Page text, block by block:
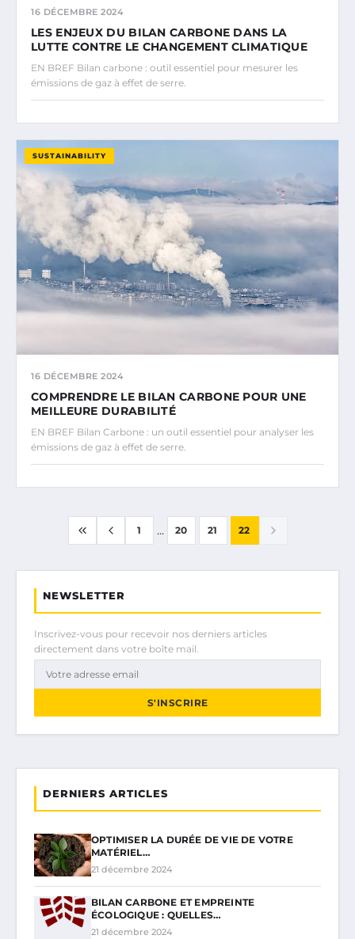
16 DÉCEMBRE 2024
LES ENJEUX DU BILAN CARBONE DANS LA
LUTTE CONTRE LE CHANGEMENT CLIMATIQUE
EN BREF Bilan carbone : outil essentiel pour mesurer les
émissions de gaz à effet de serre.
SUSTAINABILITY
16 DÉCEMBRE 2024
COMPRENDRE LE BILAN CARBONE POUR UNE
MEILLEURE DURABILITÉ
EN BREF Bilan Carbone : un outil essentiel pour analyser les
émissions de gaz à effet de serre.
1 ... 20 21 22
NEWSLETTER
Inscrivez-vous pour recevoir nos derniers articles
directement dans votre boîte mail.
S'INSCRIRE
DERNIERS ARTICLES
OPTIMISER LA DURÉE DE VIE DE VOTRE
MATÉRIEL…
21 décembre 2024
BILAN CARBONE ET EMPREINTE
ÉCOLOGIQUE : QUELLES…
21 décembre 2024